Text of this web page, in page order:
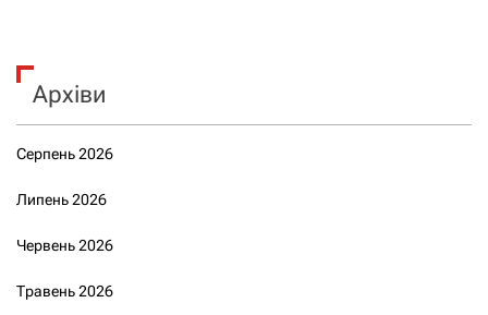
Архіви
Серпень 2026
Липень 2026
Червень 2026
Травень 2026